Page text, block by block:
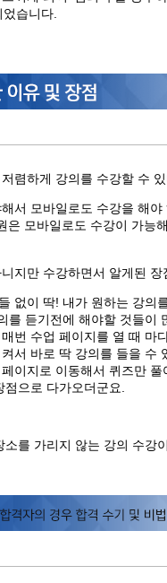
습니다.
렴하게 강의를 수강할 수
서 모바일로도 수강을 해
모바일로도 수강이 가능
지만 수강하면서 알게된 장
없이 딱! 내가 원하는 강의
를 듣기전에 해야할 것들이
번 수업 페이지를 열 때 마
서 바로 딱 강의를 들을 수
이지로 이동해서 퀴즈만
으로 다가오더군요.
를 가리지 않는 강의 수강